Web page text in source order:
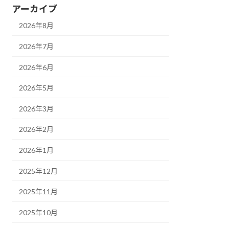
アーカイブ
2026年8月
2026年7月
2026年6月
2026年5月
2026年3月
2026年2月
2026年1月
2025年12月
2025年11月
2025年10月